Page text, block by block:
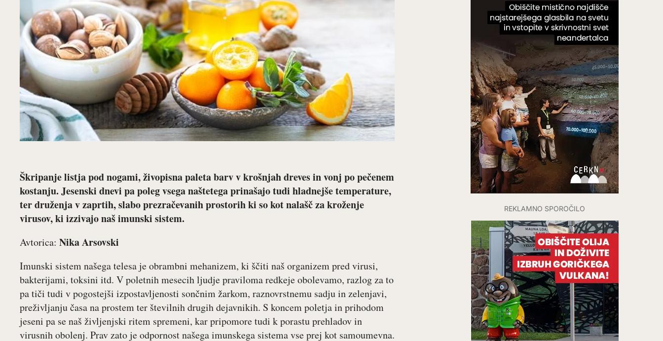
Škripanje listja pod nogami, živopisna paleta barv v krošnjah dreves in vonj po pečenem
kostanju. Jesenski dnevi pa poleg vsega naštetega prinašajo tudi hladnejše temperature,
ter druženja v zaprtih, slabo prezračevanih prostorih ki so kot nalašč za kroženje
virusov, ki izzivajo naš imunski sistem.
Avtorica: Nika Arsovski
Imunski sistem našega telesa je obrambni mehanizem, ki ščiti naš organizem pred virusi,
bakterijami, toksini itd. V poletnih mesecih ljudje praviloma redkeje obolevamo, razlog za to
pa tiči tudi v pogostejši izpostavljenosti sončnim žarkom, raznovrstnemu sadju in zelenjavi,
preživljanju časa na prostem ter številnih drugih dejavnikih. S koncem poletja in prihodom
jeseni pa se naš življenjski ritem spremeni, kar pripomore tudi k porastu prehladov in
virusnih obolenj. Prav zato je odpornost našega imunskega sistema vse prej kot samoumevna.
REKLAMNO SPOROČILO